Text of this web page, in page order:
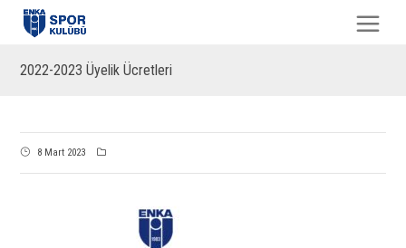
2022-2023 Üyelik Ücretleri
8 Mart 2023